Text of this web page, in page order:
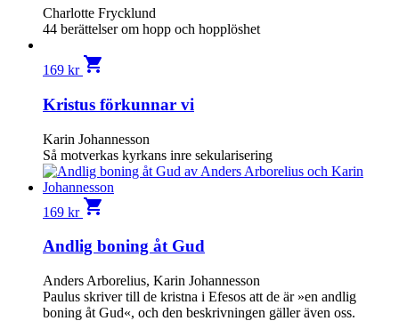
Charlotte Frycklund
44 berättelser om hopp och hopplöshet
169 kr shopping_cart
Kristus förkunnar vi
Karin Johannesson
Så motverkas kyrkans inre sekularisering
169 kr shopping_cart
Andlig boning åt Gud
Anders Arborelius, Karin Johannesson
Paulus skriver till de kristna i Efesos att de är »en andlig
boning åt Gud«, och den beskrivningen gäller även oss.